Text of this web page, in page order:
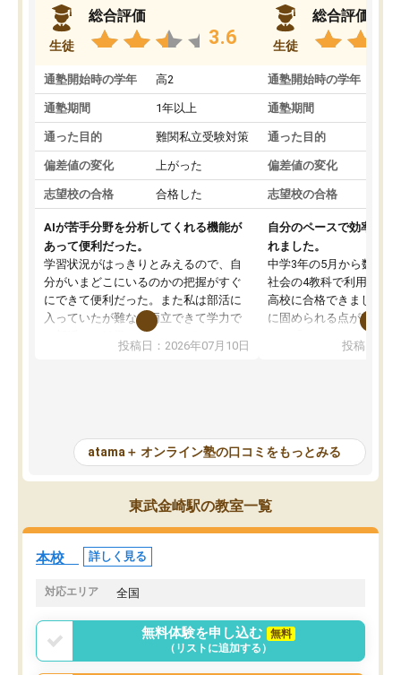
生徒
総合評価
3.6
通塾開始時の学年 高2
通塾期間 1年以上
通った目的 難関私立受験対策
偏差値の変化 上がった
志望校の合格 合格した
AIが苦手分野を分析してくれる機能が
あって便利だった。
学習状況がはっきりとみえるので、自
分がいまどこにいるのかの把握がすぐ
にできて便利だった。また私は部活に
入っていたが難なく両立できて学力で
も部活でも結果を残すことができてよ
かった。また問題演習の際に、自分が
が、自分で自分の管理ができない人に
とっては難しい部分もあるのではない
かと思った。
投稿日：2026年07月10日
生徒
総合評価
通塾開始時の学年
通塾期間
通った目的
偏差値の変化
志望校の合格
自分のペースで効率よく
れました。
中学3年の5月から数学・
社会の4教科で利用し、
高校に合格できました。
に固められる点が魅力で
項目のおかげで、手軽
元数が可視化されるので
しながら意欲的に取り組
常に効果を実感している
になった現在も大学受験
して利用しており、自信
すめできる塾です。
投稿日：
atama＋ オンライン塾の口コミをもっとみる
東武金崎駅の教室一覧
本校 詳しく見る
対応エリア 全国
無料体験を申し込む
無料
（リストに追加する）